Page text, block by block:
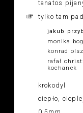
tanatos
tylko tam
jakub
monika
konrad
rafał
kochanek
krokodyl
ciepło,